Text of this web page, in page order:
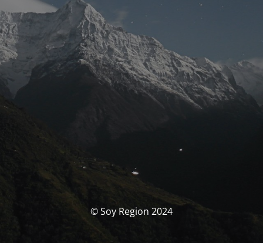
© Soy Region 2024